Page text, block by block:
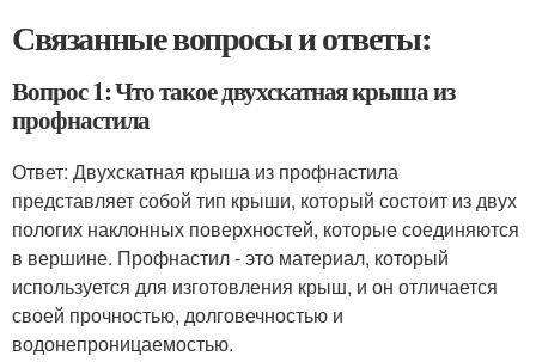
Связанные вопросы и ответы:
Вопрос 1: Что такое двухскатная крыша из
профнастила
Ответ: Двухскатная крыша из профнастила
представляет собой тип крыши, который состоит из двух
пологих наклонных поверхностей, которые соединяются
в вершине. Профнастил - это материал, который
используется для изготовления крыш, и он отличается
своей прочностью, долговечностью и
водонепроницаемостью.